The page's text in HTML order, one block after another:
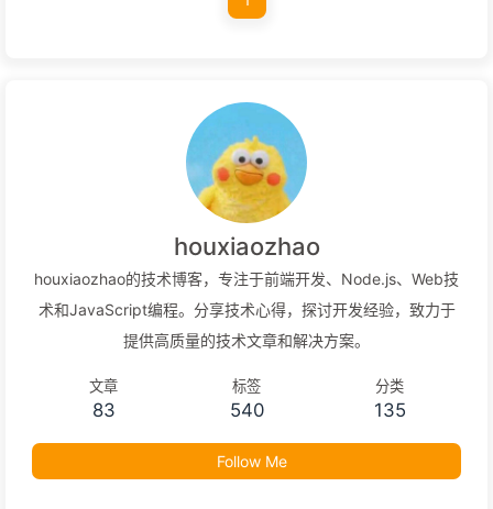
houxiaozhao
houxiaozhao的技术博客，专注于前端开发、Node.js、Web技
术和JavaScript编程。分享技术心得，探讨开发经验，致力于
提供高质量的技术文章和解决方案。
文章
83
标签
540
分类
135
Follow Me